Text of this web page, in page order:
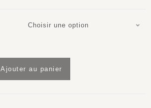
Choisir une option
Ajouter au panier